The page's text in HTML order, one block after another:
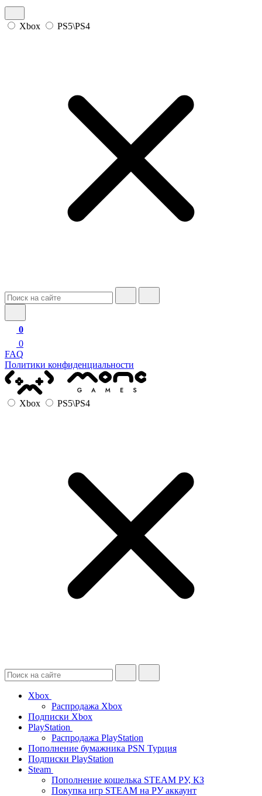
Xbox PS5\PS4
0
0
FAQ
Политики конфиденциальности
Xbox PS5\PS4
Xbox
Распродажа Xbox
Подписки Xbox
PlayStation
Распродажа PlayStation
Пополнение бумажника PSN Турция
Подписки PlayStation
Steam
Пополнение кошелька STEAM РУ, КЗ
Покупка игр STEAM на РУ аккаунт